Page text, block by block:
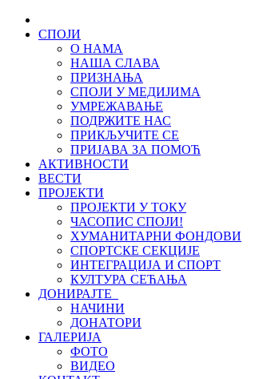
СПОЈИ
О НАМА
НАША СЛАВА
ПРИЗНАЊА
СПОЈИ У МЕДИЈИМА
УМРЕЖАВАЊЕ
ПОДРЖИТЕ НАС
ПРИКЉУЧИТЕ СЕ
ПРИЈАВА ЗА ПОМОЋ
АКТИВНОСТИ
ВЕСТИ
ПРОЈЕКТИ
ПРОЈЕКТИ У ТОКУ
ЧАСОПИС СПОЈИ!
ХУМАНИТАРНИ ФОНДОВИ
СПОРТСКЕ СЕКЦИЈЕ
ИНТЕГРАЦИЈА И СПОРТ
КУЛТУРА СЕЋАЊА
ДОНИРАЈТЕ
НАЧИНИ
ДОНАТОРИ
ГАЛЕРИЈА
ФОТО
ВИДЕО